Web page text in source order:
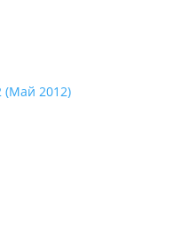
(Май 2012)